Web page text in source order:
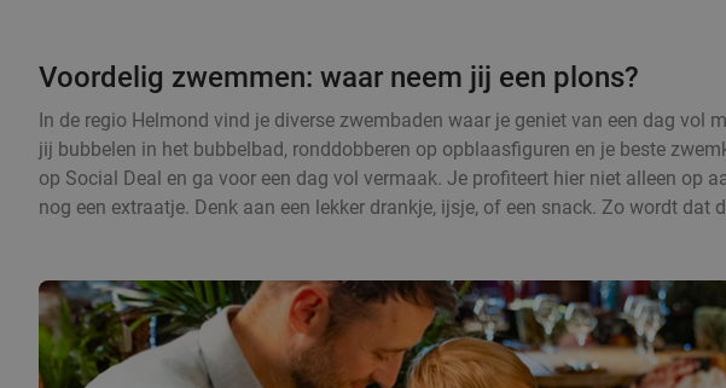
Voordelig zwemmen: waar neem jij een plons?
In de regio Helmond vind je diverse zwembaden waar je geniet van een dag vol
jij bubbelen in het bubbelbad, ronddobberen op opblaasfiguren en je beste
op Social Deal en ga voor een dag vol vermaak. Je profiteert hier niet alleen op
nog een extraatje. Denk aan een lekker drankje, ijsje, of een snack. Zo wordt dat